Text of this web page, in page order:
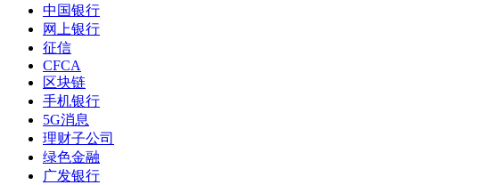
中国银行
网上银行
征信
CFCA
区块链
手机银行
5G消息
理财子公司
绿色金融
广发银行